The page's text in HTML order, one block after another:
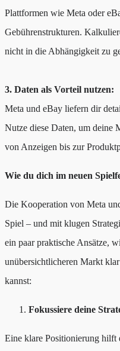
Plattformen wie Meta oder
Gebührenstrukturen.
nicht in die Abhängigkeit zu
3. Daten als Vorteil nutzen:
Meta und eBay liefern dir
Nutze diese Daten, um deine
von Anzeigen bis zur
Wie du dich im neuen
Die Kooperation von Meta
Spiel – und mit klugen
ein paar praktische Ansätze,
unübersichtlicheren Markt
kannst:
Fokussiere deine
Eine klare Positionierung hilft